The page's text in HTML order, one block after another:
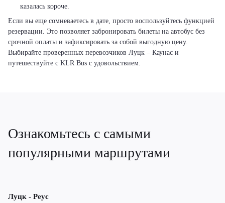
казалась короче.
Если вы еще сомневаетесь в дате, просто воспользуйтесь функцией
резервации. Это позволяет забронировать билеты на автобус без
срочной оплаты и зафиксировать за собой выгодную цену.
Выбирайте проверенных перевозчиков Луцк – Каунас и
путешествуйте с KLR Bus с удовольствием.
Ознакомьтесь с самыми
популярными маршрутами
Луцк - Реус